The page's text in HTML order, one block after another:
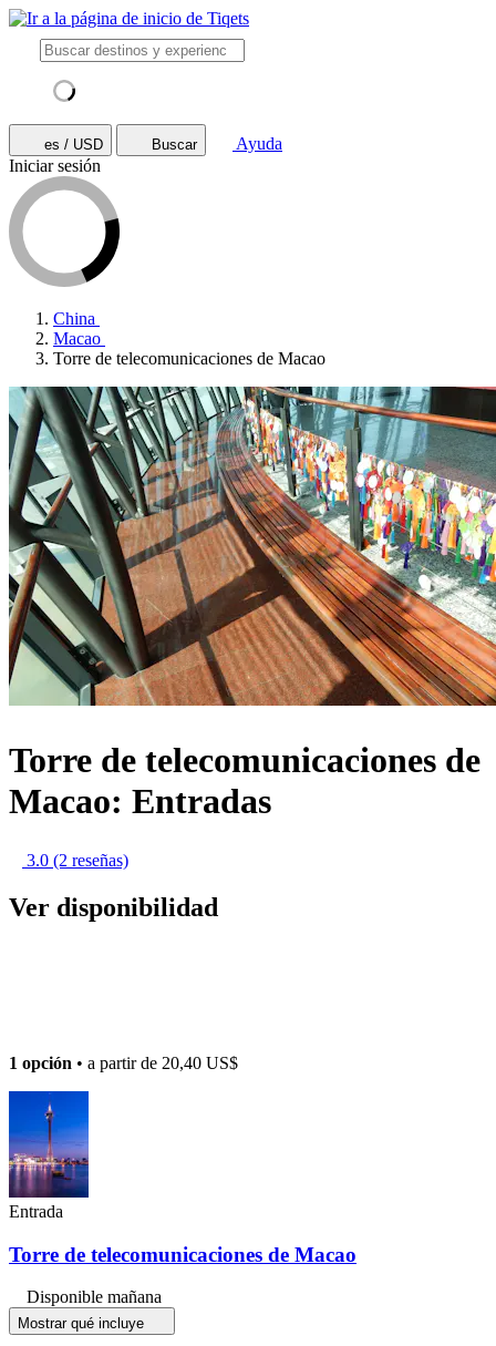
es / USD Buscar
Ayuda
Iniciar sesión
China
Macao
Torre de telecomunicaciones de Macao
Torre de telecomunicaciones de
Macao: Entradas
3.0 (2 reseñas)
Ver disponibilidad
1 opción • a partir de 20,40 US$
Entrada
Torre de telecomunicaciones de Macao
Disponible mañana
Mostrar qué incluye